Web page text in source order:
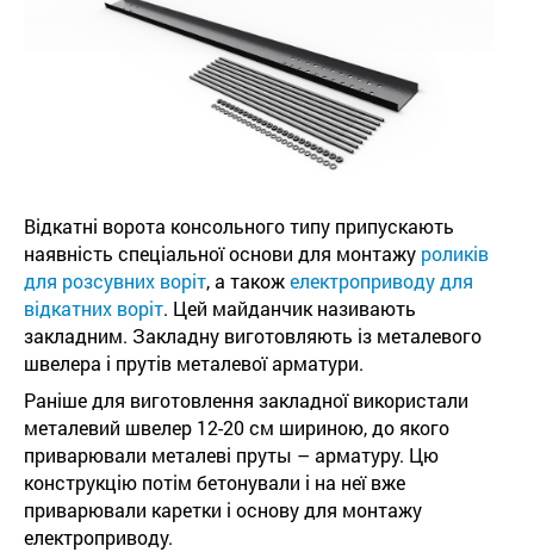
Відкатні ворота консольного типу припускають
наявність спеціальної основи для монтажу роликів
для розсувних воріт, а такожелектроприводу для
відкатних воріт. Цей майданчик називають
закладним. Закладну виготовляють із металевого
швелера і прутів металевої арматури.
Раніше для виготовлення закладної використали
металевий швелер 12-20 см шириною, до якого
приварювали металеві пруты – арматуру. Цю
конструкцію потім бетонували і на неї вже
приварювали каретки і основу для монтажу
електроприводу.